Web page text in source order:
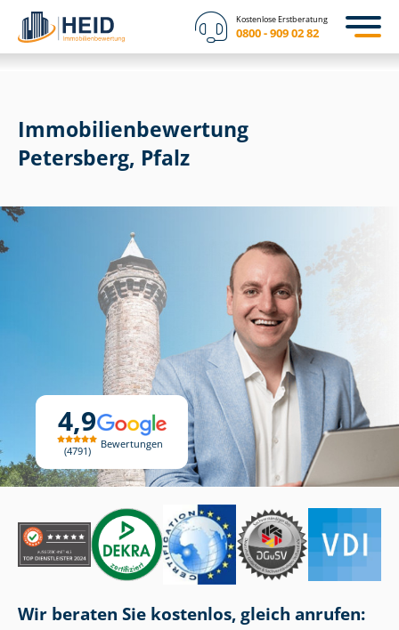
Kostenlose Erstberatung
0800 - 909 02 82
4,9
4791
Bewertungen
Immobilien­bewertung
Petersberg, Pfalz
Wir beraten Sie kostenlos, gleich anrufen: